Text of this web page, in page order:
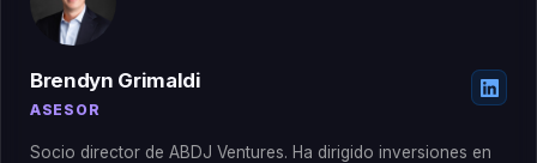
Brendyn Grimaldi
ASESOR
Socio director de ABDJ Ventures. Ha dirigido inversiones en